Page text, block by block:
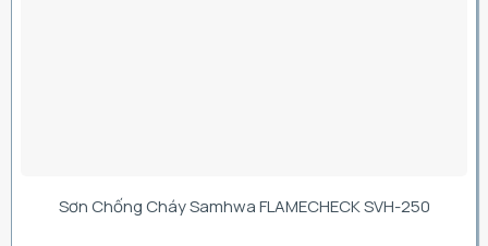
Sơn Chống Cháy Samhwa FLAMECHECK SVH-250